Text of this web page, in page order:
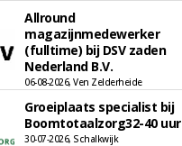
Allround
magazijnmedewerker
(fulltime) bij DSV zaden
Nederland B.V.
06-08-2026, Ven Zelderheide
Groeiplaats specialist bij
Boomtotaalzorg32-40 uur
30-07-2026, Schalkwijk